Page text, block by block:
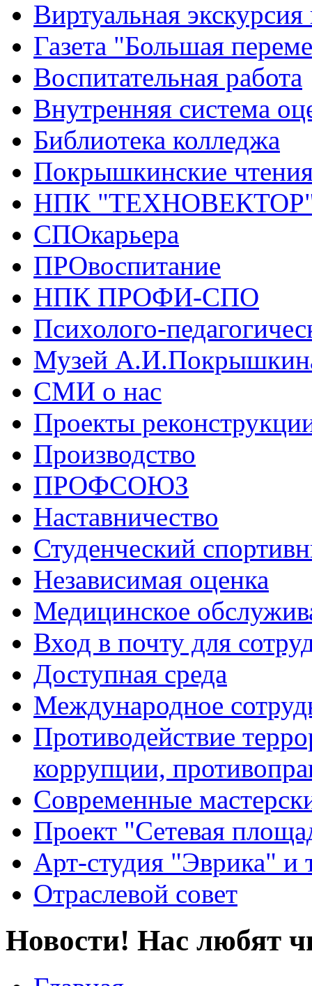
Виртуальная
Газета "Большая
Воспитательная работа
Внутренняя система
Библиотека колледжа
Покрышкинские
НПК
СПОкарьера
ПРОвоспитание
НПК ПРОФИ-СПО
Психолого-
Музей
СМИ о нас
Проекты
Производство
ПРОФСОЮЗ
Наставничество
Студенческий
Независимая оценка
Медицинское
Вход в почту для
Доступная среда
Международное
Противодействие
коррупции,
Современные
Проект "Сетевая
Арт-студия "Эврика" и
Отраслевой совет
Новости! Нас любят